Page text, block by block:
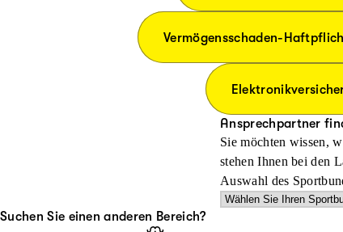
Vermögensschaden-
Ansprechpartner
Sie möchten wissen,
stehen Ihnen bei den
Auswahl des
Suchen Sie einen anderen Bereich?